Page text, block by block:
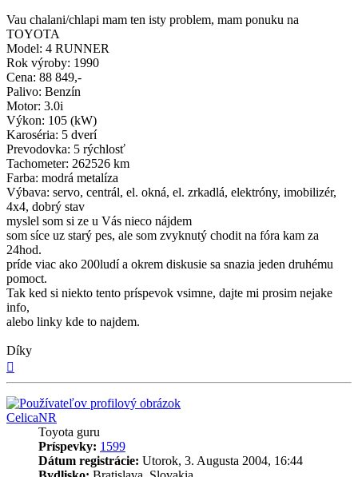
Vau chalani/chlapi mam ten isty problem, mam ponuku na
TOYOTA
Model: 4 RUNNER
Rok výroby: 1990
Cena: 88 849,-
Palivo: Benzín
Motor: 3.0i
Výkon: 105 (kW)
Karoséria: 5 dverí
Prevodovka: 5 rýchlosť
Tachometer: 262526 km
Farba: modrá metalíza
Výbava: servo, centrál, el. okná, el. zrkadlá, elektróny, imobilizér,
4x4, dobrý stav
myslel som si ze u Vás nieco nájdem
som síce uz starý pes, ale som zvyknutý chodit na fóra kam za
24hod.
príde viac ako 200ludí a okrem diskusie sa snazia jeden druhému
pomoct.
Tak ked si niekto tento príspevok vsimne, dajte mi prosim nejake
info,
alebo linky kde to najdem.
Díky
CelicaNR
Toyota guru
Príspevky: 1599
Dátum registrácie: Utorok, 3. Augusta 2004, 16:44